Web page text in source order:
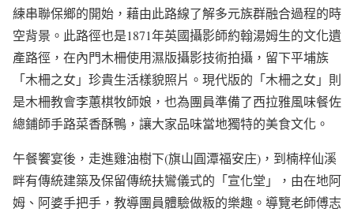
練串聯保鄉的開始，藉由此路線了解多元族群融合過程的時
空背景。此路徑也是1871年英國攝影師約翰湯姆生的文化遺
產路徑，在內門木柵使用濕版攝影技術拍攝，留下平埔族
「木柵之女」珍貴生活樣貌照片。現代版的「木柵之女」則
是木柵教會李蕙棋牧師娘，也為團員準備了西拉雅風味餐佐
總鋪師手路菜香酥鴨，讓大家品味當地獨特的美食文化。
午餐饗宴後，走進雞油樹下(旗山圓潭福安庄)，到楠梓仙溪
畔有傳統建築及保留傳統扶鸞儀式的「宣化堂」，由在地阿
姆、阿婆手把手，教導團員體驗做粄的樂趣。導覽老師傅志